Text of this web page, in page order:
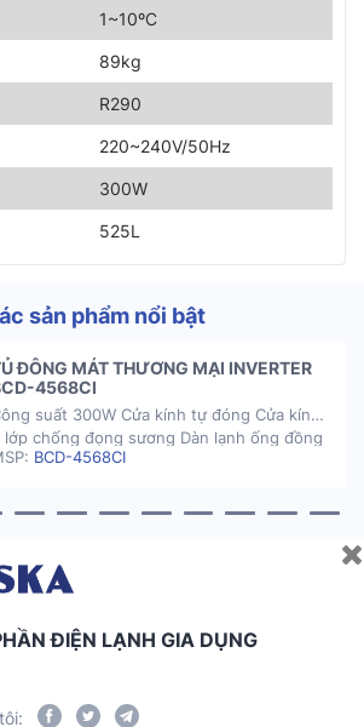
1~10ºC
89kg
R290
220~240V/50Hz
300W
525L
sản phẩm nổi bật
ĐÔNG MÁT THƯƠNG MẠI INVERTER
4568CI
suất 300W Cửa kính tự đóng Cửa kính
lớp chống đọng sương Dàn lạnh ống đồng
lạnh, siêu bền Sử dụng công nghệ
BCD-4568CI
ĐIỆN LẠNH GIA DỤNG